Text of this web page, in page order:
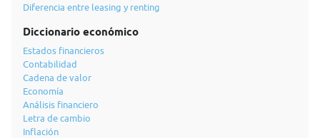
Diferencia entre leasing y renting
Diccionario económico
Estados financieros
Contabilidad
Cadena de valor
Economía
Análisis financiero
Letra de cambio
Inflación